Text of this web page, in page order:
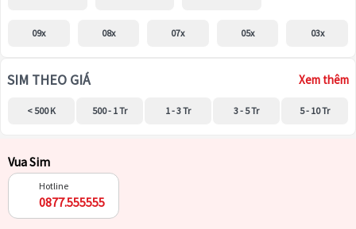
09x 08x 07x 05x 03x
SIM THEO GIÁ Xem thêm
< 500 K 500 - 1 Tr 1 - 3 Tr 3 - 5 Tr 5 - 10 Tr
Vua Sim
Hotline
0877.555555